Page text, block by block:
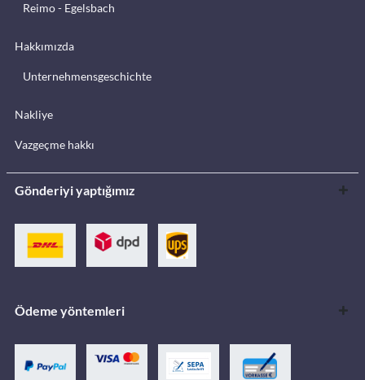
Reimo - Egelsbach
Hakkımızda
Unternehmensgeschichte
Nakliye
Vazgeçme hakkı
Gönderiyi yaptığımız
Ödeme yöntemleri